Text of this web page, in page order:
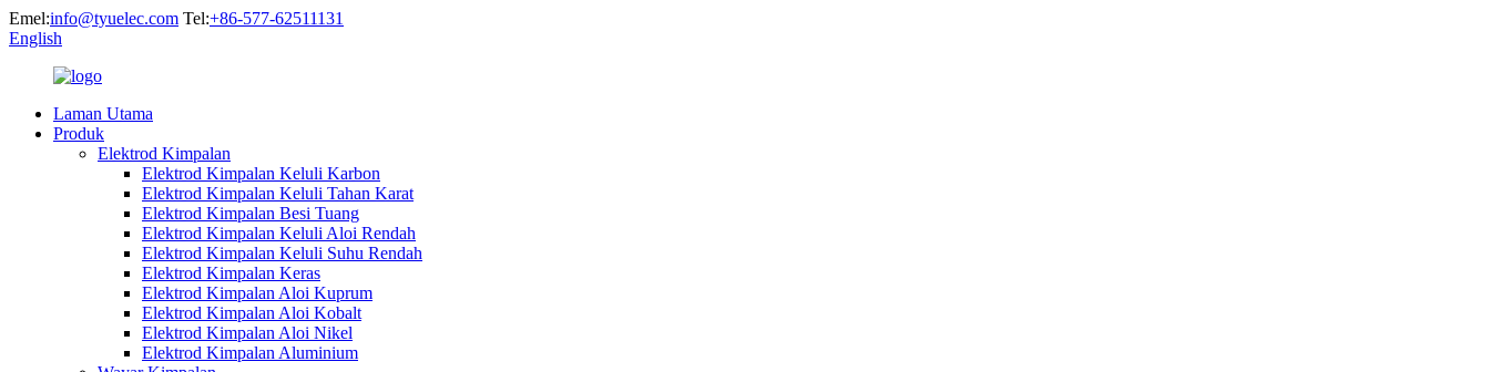
Emel:info@tyuelec.com Tel:+86-577-62511131
English
Laman Utama
Produk
Elektrod Kimpalan
Elektrod Kimpalan Keluli Karbon
Elektrod Kimpalan Keluli Tahan Karat
Elektrod Kimpalan Besi Tuang
Elektrod Kimpalan Keluli Aloi Rendah
Elektrod Kimpalan Keluli Suhu Rendah
Elektrod Kimpalan Keras
Elektrod Kimpalan Aloi Kuprum
Elektrod Kimpalan Aloi Kobalt
Elektrod Kimpalan Aloi Nikel
Elektrod Kimpalan Aluminium